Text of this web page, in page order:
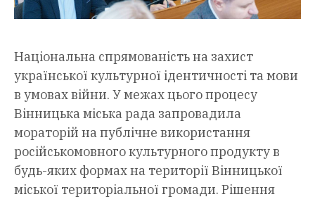
Національна спрямованість на захист
української культурної ідентичності та мови
в умовах війни. У межах цього процесу
Вінницька міська рада запровадила
мораторій на публічне використання
російськомовного культурного продукту в
будь-яких формах на території Вінницької
міської територіальної громади. Рішення